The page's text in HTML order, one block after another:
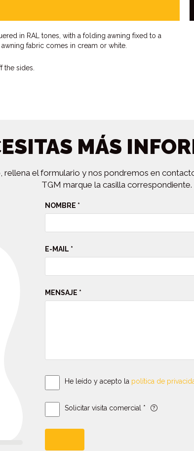
in RAL tones, with a folding awning fixed to a
fabric comes in cream or white.
the sides.
MÁS
el formulario y nos pondremos en
TGM marque la casilla correspondiente.
NOMBRE *
E-MAIL *
MENSAJE *
He leído y acepto la política de
Solicitar visita comercial *